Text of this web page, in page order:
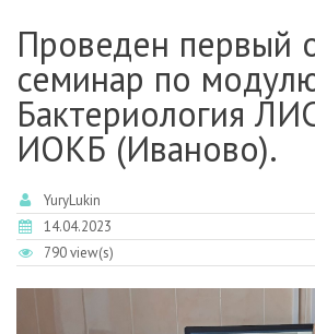
Проведен первый
семинар по
Бактериология
ИОКБ (Иваново).
YuryLukin
14.04.2023
790 view(s)